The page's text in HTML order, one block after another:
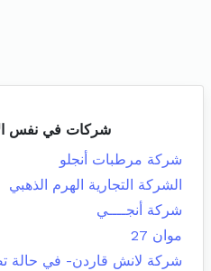
شركات في نفس
شركة مرطبات أنجلو
الشركة التجارية الهرم الذهبي
شركة أنجــــي
موان 27
شركة لانش قاردن- في حالة